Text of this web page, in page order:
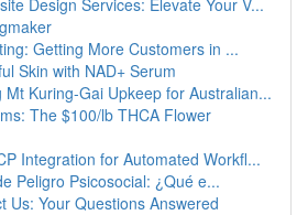
Design Services: Elevate Your V...
Getting More Customers in ...
Skin with NAD+ Serum
Mt Kuring-Gai Upkeep for Australian...
The $100/lb THCA Flower
Integration for Automated Workfl...
Peligro Psicosocial: ¿Qué e...
Us: Your Questions Answered